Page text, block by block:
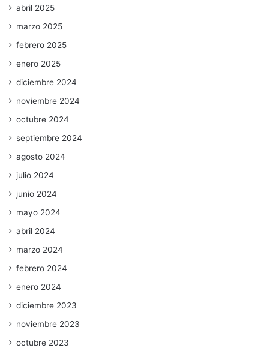
abril 2025
marzo 2025
febrero 2025
enero 2025
diciembre 2024
noviembre 2024
octubre 2024
septiembre 2024
agosto 2024
julio 2024
junio 2024
mayo 2024
abril 2024
marzo 2024
febrero 2024
enero 2024
diciembre 2023
noviembre 2023
octubre 2023